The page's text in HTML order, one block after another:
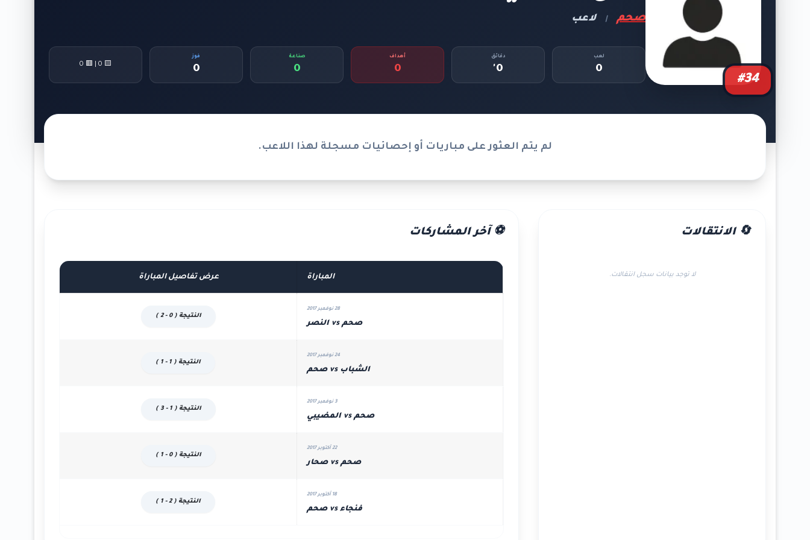
#34
صحم | لاعب
لعب
0
دقائق
0'
أهداف
0
صناعة
0
فوز
0
🟨 0 | 🟥 0
لم يتم العثور على مباريات أو إحصائيات مسجلة لهذا اللاعب.
🔄 الانتقالات
لا توجد بيانات سجل انتقالات.
⚽ آخر المشاركات
المباراة عرض تفاصيل المباراة
28 نوفمبر 2017
صحم vs النصر
النتيجة ( 0 - 2 )
24 نوفمبر 2017
الشباب vs صحم
النتيجة ( 1 - 1 )
3 نوفمبر 2017
صحم vs المضيبي
النتيجة ( 1 - 3 )
22 أكتوبر 2017
صحم vs صحار
النتيجة ( 0 - 1 )
18 أكتوبر 2017
فنجاء vs صحم
النتيجة ( 2 - 1 )